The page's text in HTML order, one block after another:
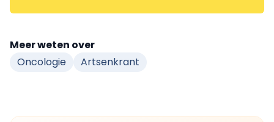
Meer weten over
Oncologie
Artsenkrant